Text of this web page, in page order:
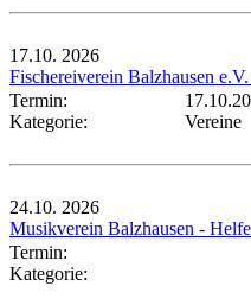
17.10. 2026
Fischereiverein Balzhausen
Termin:
Kategorie:
Vereine
24.10. 2026
Musikverein Balzhausen -
Termin:
Kategorie: